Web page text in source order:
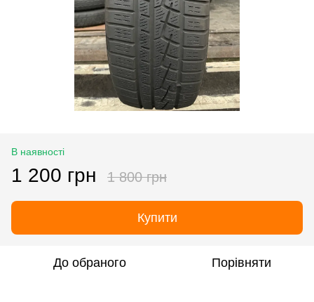
В наявності
1 200 грн 1 800 грн
Купити
До обраного Порівняти